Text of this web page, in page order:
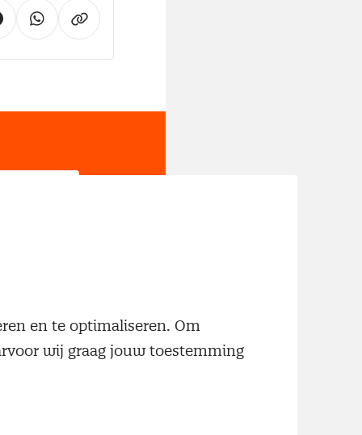
en te optimaliseren. Om
wij graag jouw toestemming